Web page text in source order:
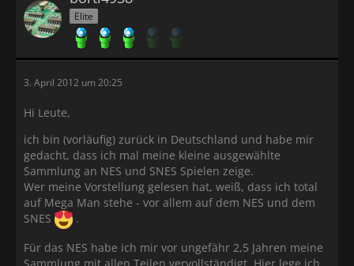
Elite
3. April 2012 um 20:25
Hi Leute,
ich bin (vorläufig) zurück in Deutschland und habe mir
gedacht, dass ich mal meine kleine ausgewählte
Sammlung an NES und SNES Spielen zeige.
Wer meine Vorstellung gelesen hat, weiß, dass ich total
auf Mega Man stehe - vor allem auf dem NES und dem
SNES
.
Für das NES habe ich mir vor ungefähr 2,5 Jahren meine